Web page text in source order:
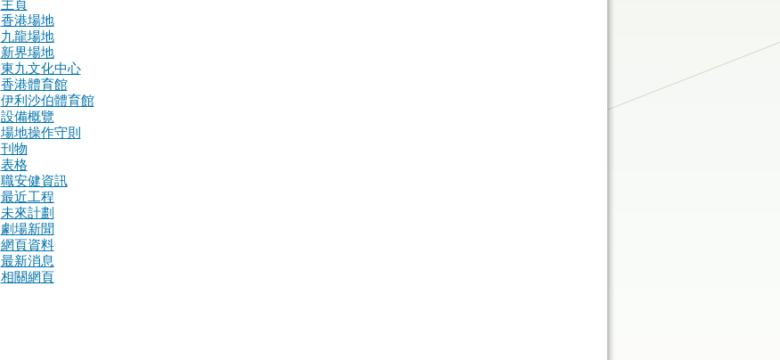
主頁
香港場地
九龍場地
新界場地
東九文化中心
香港體育館
伊利沙伯體育館
設備概覽
場地操作守則
刊物
表格
職安健資訊
最近工程
未來計劃
劇場新聞
網頁資料
最新消息
相關網頁